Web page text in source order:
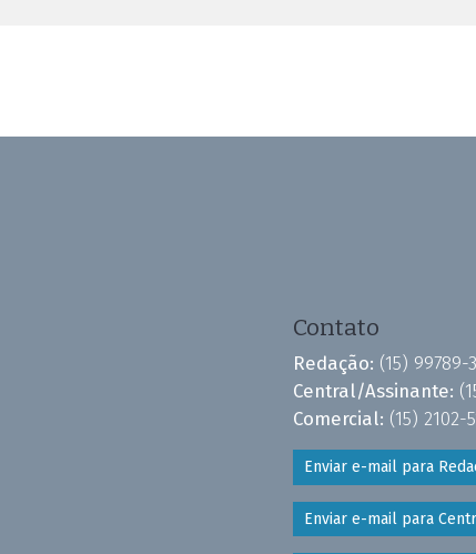
Contato
Redação: (15) 99789-
Central/Assinante:
Comercial: (15)
Enviar e-mail para
Enviar e-mail para